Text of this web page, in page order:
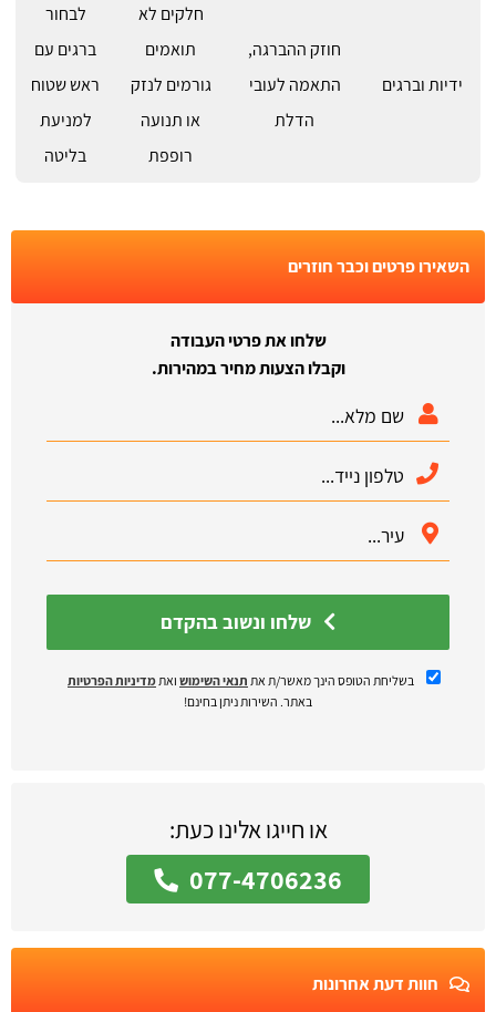
ידיות וברגים
חוזק ההברגה,
התאמה לעובי
הדלת
חלקים לא
תואמים
גורמים לנזק
או תנועה
רופפת
לבחור
ברגים עם
ראש שטוח
למניעת
בליטה
השאירו פרטים וכבר חוזרים
שלחו את פרטי העבודה
וקבלו הצעות מחיר במהירות.
בשליחת הטופס הינך מאשר/ת את תנאי השימוש ואת מדיניות הפרטיות
באתר. השירות ניתן בחינם!
או חייגו אלינו כעת:
077-4706236
חוות דעת אחרונות